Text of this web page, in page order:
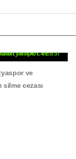
ve
cezası